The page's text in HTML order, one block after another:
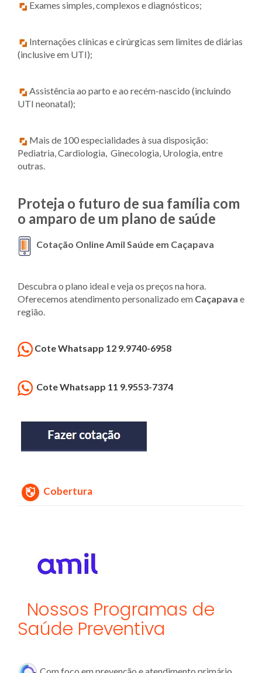
Exames simples, complexos e diagnósticos;
Internações clínicas e cirúrgicas sem limites de diárias
(inclusive em UTI);
Assistência ao parto e ao recém-nascido (incluindo
UTI neonatal);
Mais de 100 especialidades à sua disposição:
Pediatria, Cardiologia, Ginecologia, Urologia, entre
outras.
Proteja o futuro de sua família com
o amparo de um plano de saúde
Cotação Online Amil Saúde em Caçapava
Descubra o plano ideal e veja os preços na hora.
Oferecemos atendimento personalizado em Caçapava e
região.
Cote Whatsapp 12 9.9740-6958
Cote Whatsapp 11 9.9553-7374
Cobertura
Nossos Programas de
Saúde Preventiva